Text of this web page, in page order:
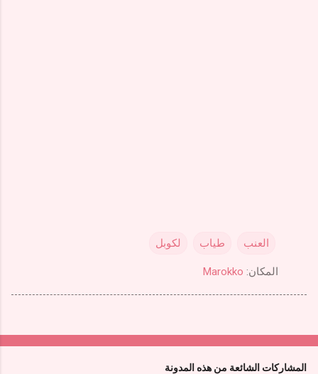
العنب طياب لكوبل
المكان: Marokko
المشاركات الشائعة من هذه المدونة